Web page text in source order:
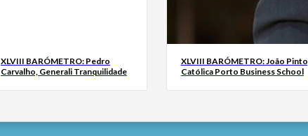
XLVIII BARÓMETRO: Pedro
Carvalho, Generali Tranquilidade
XLVIII BARÓMETRO: João Pinto,
Católica Porto Business School